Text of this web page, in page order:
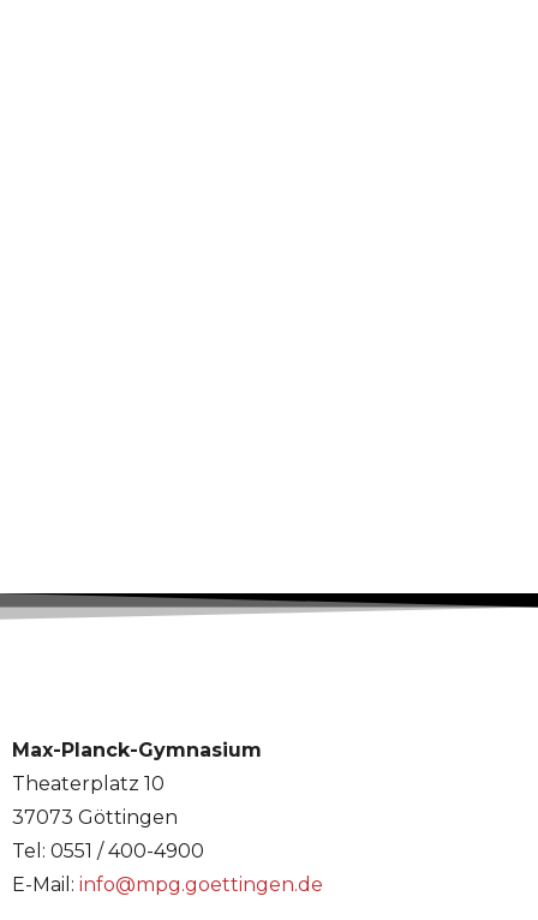
Max-Planck-Gymnasium
Theaterplatz 10
37073 Göttingen
Tel: 0551 / 400-4900
E-Mail: info@mpg.goettingen.de